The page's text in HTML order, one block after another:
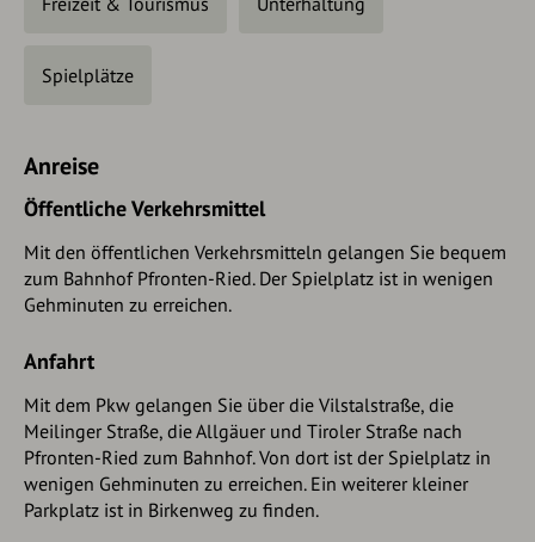
Spielplätze
Anreise
Öffentliche Verkehrsmittel
Mit den öffentlichen Verkehrsmitteln gelangen Sie bequem
zum Bahnhof Pfronten-Ried. Der Spielplatz ist in wenigen
Gehminuten zu erreichen.
Anfahrt
Mit dem Pkw gelangen Sie über die Vilstalstraße, die
Meilinger Straße, die Allgäuer und Tiroler Straße nach
Pfronten-Ried zum Bahnhof. Von dort ist der Spielplatz in
wenigen Gehminuten zu erreichen. Ein weiterer kleiner
Parkplatz ist in Birkenweg zu finden.